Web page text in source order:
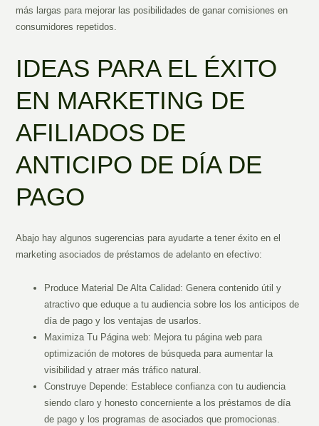
más largas para mejorar las posibilidades de ganar comisiones en
consumidores repetidos.
IDEAS PARA EL ÉXITO
EN MARKETING DE
AFILIADOS DE
ANTICIPO DE DÍA DE
PAGO
Abajo hay algunos sugerencias para ayudarte a tener éxito en el
marketing asociados de préstamos de adelanto en efectivo:
Produce Material De Alta Calidad: Genera contenido útil y
atractivo que eduque a tu audiencia sobre los los anticipos de
día de pago y los ventajas de usarlos.
Maximiza Tu Página web: Mejora tu página web para
optimización de motores de búsqueda para aumentar la
visibilidad y atraer más tráfico natural.
Construye Depende: Establece confianza con tu audiencia
siendo claro y honesto concerniente a los préstamos de día
de pago y los programas de asociados que promocionas.